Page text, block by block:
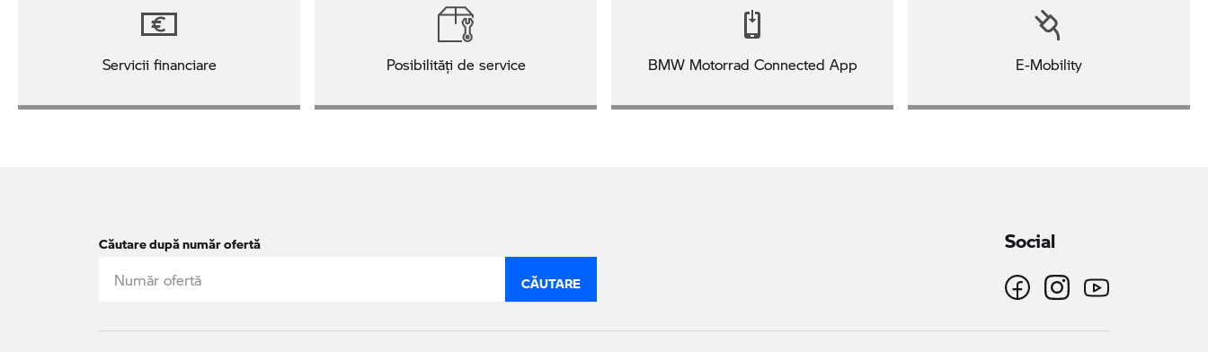
Servicii financiare Posibilităţi de service BMW Motorrad Connected App E-Mobility
Căutare după număr ofertă
CĂUTARE
Social